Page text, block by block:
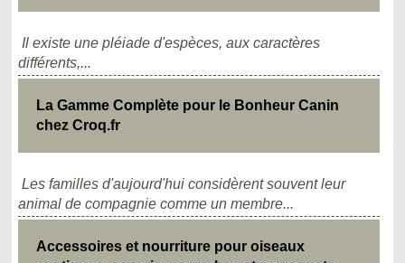
Il existe une pléiade d'espèces, aux caractères
différents,...
La Gamme Complète pour le Bonheur Canin
chez Croq.fr
Les familles d'aujourd'hui considèrent souvent leur
animal de compagnie comme un membre...
Accessoires et nourriture pour oiseaux